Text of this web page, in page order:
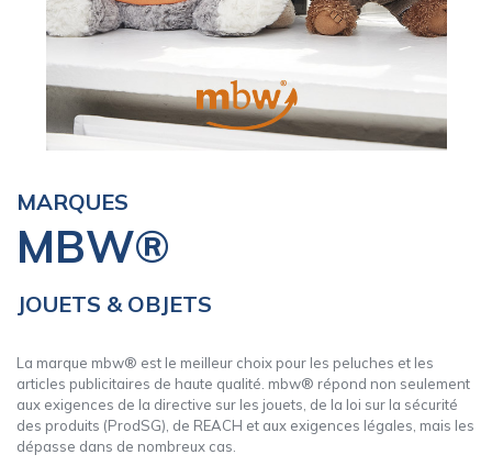
RESPONSABLE
L'ENTREPRISE
SERVICES
MARQUES & CERTIFICATS
TECHNIQUES MARQUAGE
BLOG
MESSAGE
MARQUES
MBW®
JOUETS & OBJETS
La marque mbw® est le meilleur choix pour les peluches et les
articles publicitaires de haute qualité. mbw® répond non seulement
aux exigences de la directive sur les jouets, de la loi sur la sécurité
des produits (ProdSG), de REACH et aux exigences légales, mais les
dépasse dans de nombreux cas.